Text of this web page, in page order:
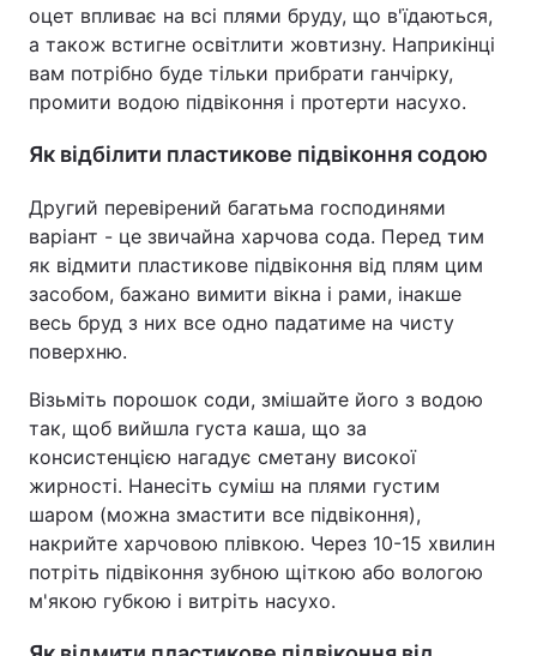
оцет впливає на всі плями бруду, що в'їдаються,
а також встигне освітлити жовтизну. Наприкінці
вам потрібно буде тільки прибрати ганчірку,
промити водою підвіконня і протерти насухо.
Як відбілити пластикове підвіконня содою
Другий перевірений багатьма господинями
варіант - це звичайна харчова сода. Перед тим
як відмити пластикове підвіконня від плям цим
засобом, бажано вимити вікна і рами, інакше
весь бруд з них все одно падатиме на чисту
поверхню.
Візьміть порошок соди, змішайте його з водою
так, щоб вийшла густа каша, що за
консистенцією нагадує сметану високої
жирності. Нанесіть суміш на плями густим
шаром (можна змастити все підвіконня),
накрийте харчовою плівкою. Через 10-15 хвилин
потріть підвіконня зубною щіткою або вологою
м'якою губкою і витріть насухо.